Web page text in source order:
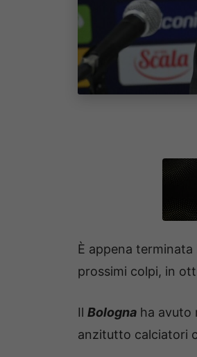
È appena
prossimi colpi, in
Il Bologna ha avuto
anzitutto calciatori